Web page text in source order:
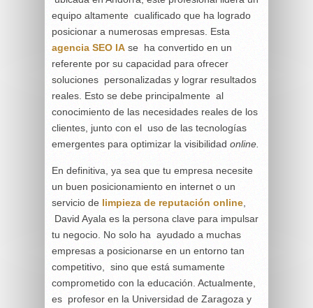
equipo altamente cualificado que ha logrado
posicionar a numerosas empresas. Esta
agencia SEO IA se ha convertido en un
referente por su capacidad para ofrecer
soluciones personalizadas y lograr resultados
reales. Esto se debe principalmente al
conocimiento de las necesidades reales de los
clientes, junto con el uso de las tecnologías
emergentes para optimizar la visibilidad online.
En definitiva, ya sea que tu empresa necesite
un buen posicionamiento en internet o un
servicio de limpieza de reputación online
David Ayala es la persona clave para impulsar
tu negocio. No solo ha ayudado a muchas
empresas a posicionarse en un entorno tan
competitivo, sino que está sumamente
comprometido con la educación. Actualmente,
es profesor en la Universidad de Zaragoza y